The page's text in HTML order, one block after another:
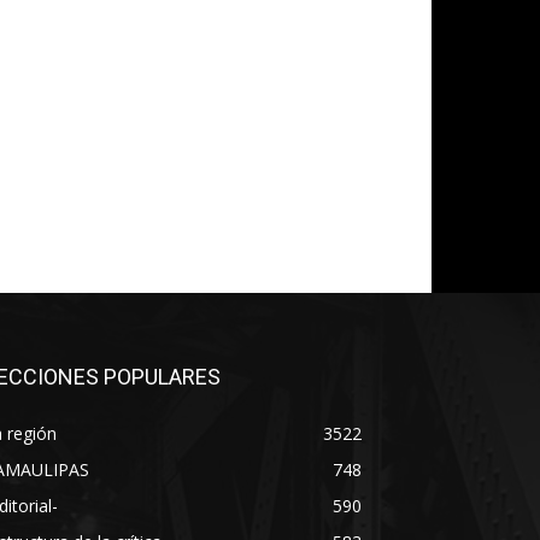
POPULARES
región
3522
748
590